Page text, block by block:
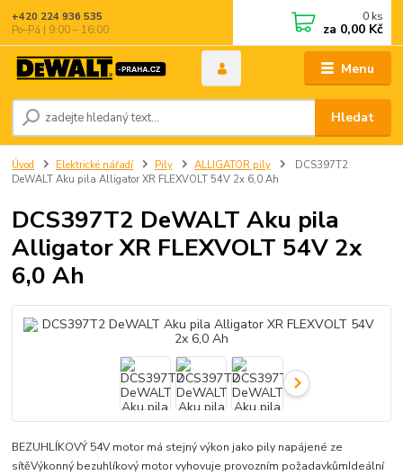
Menu
Hledat
+420 224 936 535
Po–Pá | 9:00 – 16:00
0 ks
za 0,00 Kč
Úvod Elektrické nářadí Pily ALLIGATOR pily
DCS397T2
DeWALT Aku pila Alligator XR FLEXVOLT 54V 2x 6,0 Ah
DCS397T2 DeWALT Aku pila
Alligator XR FLEXVOLT 54V 2x
6,0 Ah
BEZUHLÍKOVÝ 54V motor má stejný výkon jako pily napájené ze
sítěVýkonný bezuhlíkový motor vyhovuje provozním požadavkůmIdeální